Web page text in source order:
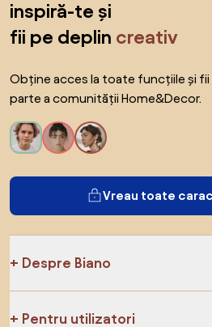
inspiră-te și
fii pe deplin creativ
Obține acces la toate funcțiile și fii
parte a comunității Home&Decor.
Vreau toate
Despre Biano
Pentru utilizatori